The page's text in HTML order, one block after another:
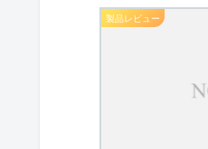
製品レビュー